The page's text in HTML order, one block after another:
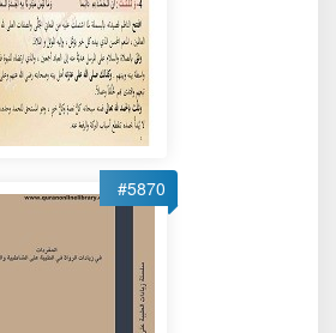
#5870